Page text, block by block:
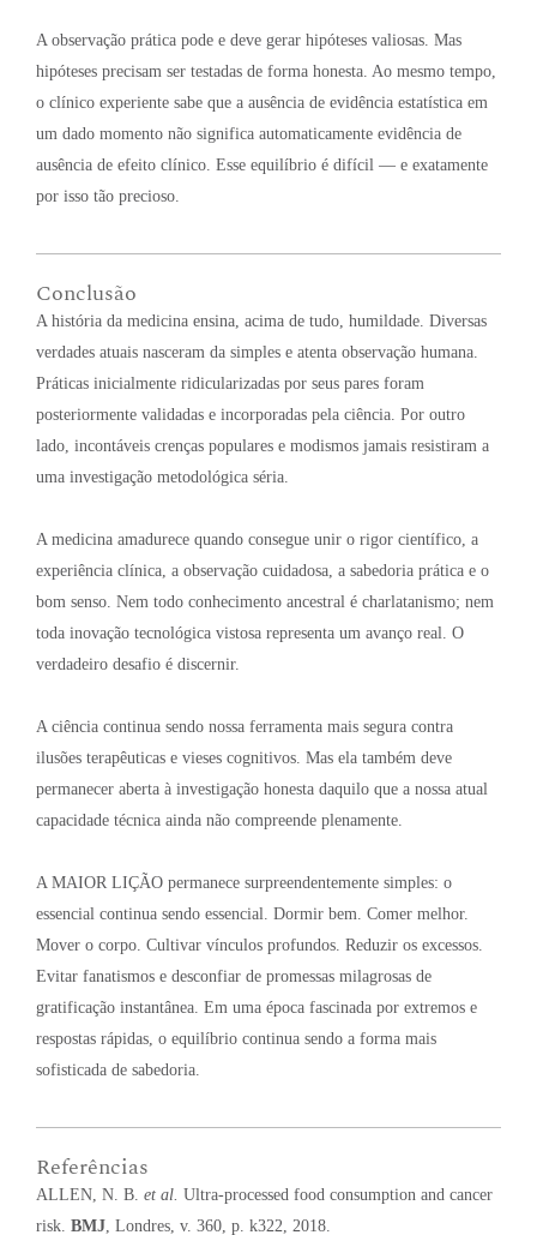
A observação prática pode e deve gerar hipóteses valiosas. Mas
hipóteses precisam ser testadas de forma honesta. Ao mesmo tempo,
o clínico experiente sabe que a ausência de evidência estatística em
um dado momento não significa automaticamente evidência de
ausência de efeito clínico. Esse equilíbrio é difícil — e exatamente
por isso tão precioso.
Conclusão
A história da medicina ensina, acima de tudo, humildade. Diversas
verdades atuais nasceram da simples e atenta observação humana.
Práticas inicialmente ridicularizadas por seus pares foram
posteriormente validadas e incorporadas pela ciência. Por outro
lado, incontáveis crenças populares e modismos jamais resistiram a
uma investigação metodológica séria.
A medicina amadurece quando consegue unir o rigor científico, a
experiência clínica, a observação cuidadosa, a sabedoria prática e o
bom senso. Nem todo conhecimento ancestral é charlatanismo; nem
toda inovação tecnológica vistosa representa um avanço real. O
verdadeiro desafio é discernir.
A ciência continua sendo nossa ferramenta mais segura contra
ilusões terapêuticas e vieses cognitivos. Mas ela também deve
permanecer aberta à investigação honesta daquilo que a nossa atual
capacidade técnica ainda não compreende plenamente.
A MAIOR LIÇÃO permanece surpreendentemente simples: o
essencial continua sendo essencial. Dormir bem. Comer melhor.
Mover o corpo. Cultivar vínculos profundos. Reduzir os excessos.
Evitar fanatismos e desconfiar de promessas milagrosas de
gratificação instantânea. Em uma época fascinada por extremos e
respostas rápidas, o equilíbrio continua sendo a forma mais
sofisticada de sabedoria.
Referências
ALLEN, N. B. et al. Ultra-processed food consumption and cancer
risk. BMJ, Londres, v. 360, p. k322, 2018.